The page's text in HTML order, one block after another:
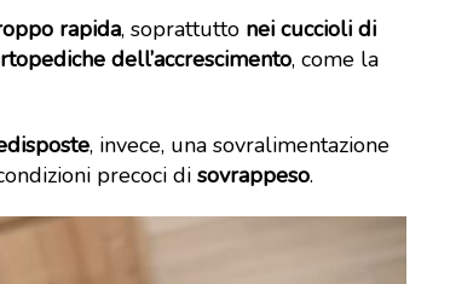
rapida, soprattutto nei cuccioli di
dell’accrescimento, come la
, invece, una sovralimentazione
precoci di sovrappeso.